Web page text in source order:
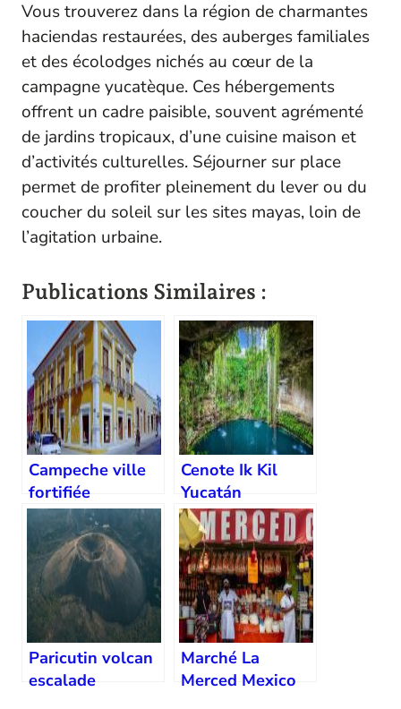
Vous trouverez dans la région de charmantes
haciendas restaurées, des auberges familiales
et des écolodges nichés au cœur de la
campagne yucatèque. Ces hébergements
offrent un cadre paisible, souvent agrémenté
de jardins tropicaux, d’une cuisine maison et
d’activités culturelles. Séjourner sur place
permet de profiter pleinement du lever ou du
coucher du soleil sur les sites mayas, loin de
l’agitation urbaine.
Publications Similaires :
Campeche ville
fortifiée
Cenote Ik Kil
Yucatán
Paricutin volcan
escalade
Marché La
Merced Mexico